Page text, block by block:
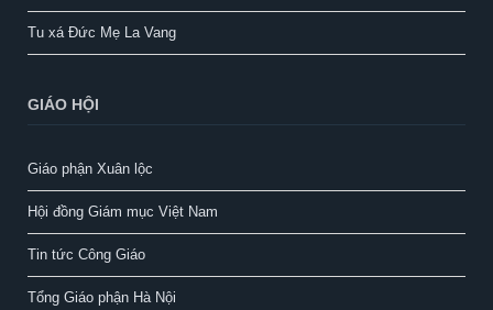
Tu xá Đức Mẹ La Vang
GIÁO HỘI
Giáo phận Xuân lộc
Hội đồng Giám mục Việt Nam
Tin tức Công Giáo
Tổng Giáo phận Hà Nội